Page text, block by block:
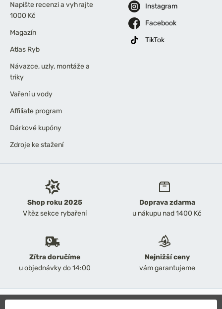
Shop roku 2025
Vítěz sekce rybaření
Doprava zdarma
u nákupu nad 1400 Kč
Zítra doručíme
u objednávky do 14:00
Nejnižší ceny
vám garantujeme
Napište recenzi a vyhrajte
1000 Kč
Magazín
Atlas Ryb
Návazce, uzly, montáže a
triky
Vaření u vody
Affiliate program
Dárkové kupóny
Zdroje ke stažení
Instagram
Facebook
TikTok